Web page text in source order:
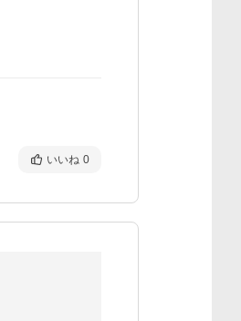
いいね 0